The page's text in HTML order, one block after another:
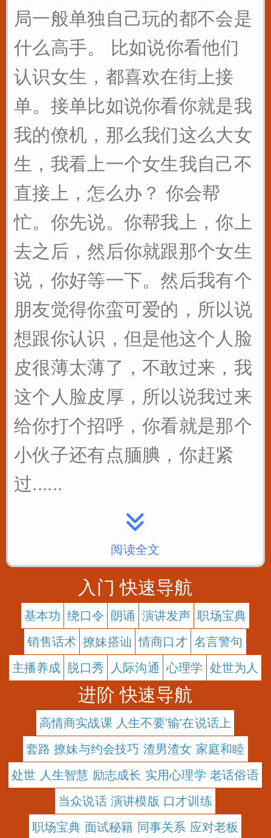
局一般单独自己玩的都不会是
什么高手。 比如说你看他们
认识女生，都喜欢在街上接
单。接单比如说你看你就是我
我的僚机，那么我们这么大女
生，我看上一个女生我自己不
直接上，怎么办？ 你会帮
忙。你先说。你帮我上，你上
去之后，然后你就跟那个女生
说，你好等一下。然后我有个
朋友觉得你蛮可爱的，所以说
想跟你认识，但是他这个人脸
皮很薄太薄了，不敢过来，我
这个人脸皮厚，所以说我过来
给你打个招呼，你看就是那个
小伙子还有点腼腆，你赶紧
过......
阅读全文
入门 快速导航
基本功 绕口令 朗诵 演讲发声 职场宝典
销售话术 撩妹搭讪 情商口才 名言警句
主播养成
脱口秀 人际沟通 心理学 处世为人
进阶 快速导航
高情商实战课 人生不要'输'在说话上
套路 撩妹与约会技巧 渣男渣女 家庭和睦
处世 人生智慧 励志成长 实用心理学 老话俗语
当众说话 演讲模版 口才训练
职场宝典 面试秘籍 同事关系 应对老板